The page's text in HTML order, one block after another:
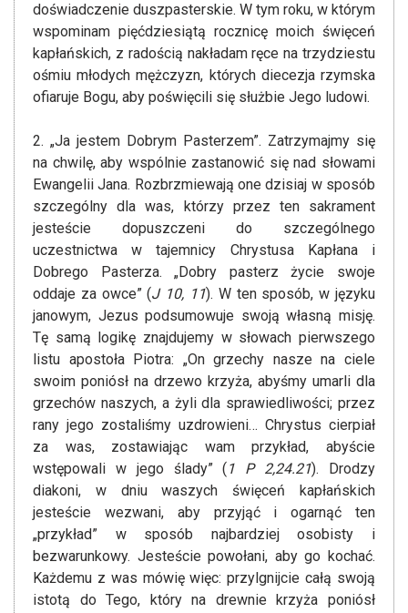
doświadczenie duszpasterskie. W tym roku, w którym
wspominam pięćdziesiątą rocznicę moich święceń
kapłańskich, z radością nakładam ręce na trzydziestu
ośmiu młodych mężczyzn, których diecezja rzymska
ofiaruje Bogu, aby poświęcili się służbie Jego ludowi.
2. „Ja jestem Dobrym Pasterzem”. Zatrzymajmy się
na chwilę, aby wspólnie zastanowić się nad słowami
Ewangelii Jana. Rozbrzmiewają one dzisiaj w sposób
szczególny dla was, którzy przez ten sakrament
jesteście dopuszczeni do szczególnego
uczestnictwa w tajemnicy Chrystusa Kapłana i
Dobrego Pasterza. „Dobry pasterz życie swoje
oddaje za owce” (J 10, 11). W ten sposób, w języku
janowym, Jezus podsumowuje swoją własną misję.
Tę samą logikę znajdujemy w słowach pierwszego
listu apostoła Piotra: „On grzechy nasze na ciele
swoim poniósł na drzewo krzyża, abyśmy umarli dla
grzechów naszych, a żyli dla sprawiedliwości; przez
rany jego zostaliśmy uzdrowieni… Chrystus cierpiał
za was, zostawiając wam przykład, abyście
wstępowali w jego ślady” ( 1 P 2,24.21). Drodzy
diakoni, w dniu waszych święceń kapłańskich
jesteście wezwani, aby przyjąć i ogarnąć ten
„przykład” w sposób najbardziej osobisty i
bezwarunkowy. Jesteście powołani, aby go kochać.
Każdemu z was mówię więc: przylgnijcie całą swoją
istotą do Tego, który na drewnie krzyża poniósł